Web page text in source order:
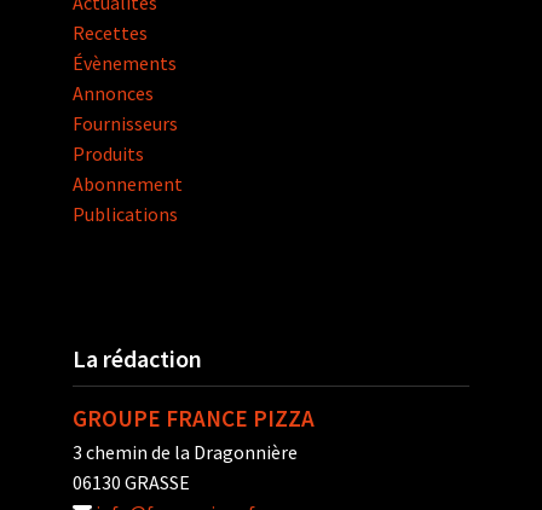
Recettes
Évènements
Annonces
Fournisseurs
Produits
Abonnement
Publications
La rédaction
GROUPE FRANCE PIZZA
3 chemin de la Dragonnière
06130 GRASSE